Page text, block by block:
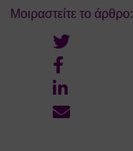
Μοιραστείτε το άρθρο: